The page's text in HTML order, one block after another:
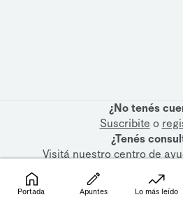
¿No tenés
Suscribite o
¿Tenés
Visitá nuestrocentro de
Portada Apuntes Lo más leído